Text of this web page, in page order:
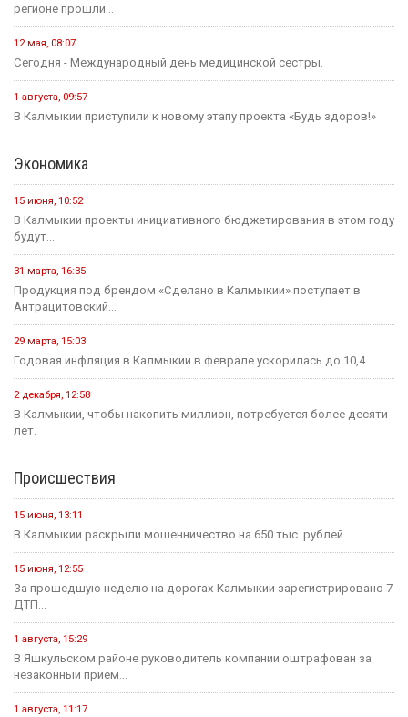
регионе прошли...
12 мая, 08:07
Сегодня - Международный день медицинской сестры.
1 августа, 09:57
В Калмыкии приступили к новому этапу проекта «Будь здоров!»
Экономика
15 июня, 10:52
В Калмыкии проекты инициативного бюджетирования в этом году
будут...
31 марта, 16:35
Продукция под брендом «Сделано в Калмыкии» поступает в
Антрацитовский...
29 марта, 15:03
Годовая инфляция в Калмыкии в феврале ускорилась до 10,4...
2 декабря, 12:58
В Калмыкии, чтобы накопить миллион, потребуется более десяти
лет.
Происшествия
15 июня, 13:11
В Калмыкии раскрыли мошенничество на 650 тыс. рублей
15 июня, 12:55
За прошедшую неделю на дорогах Калмыкии зарегистрировано 7
ДТП...
1 августа, 15:29
В Яшкульском районе руководитель компании оштрафован за
незаконный прием...
1 августа, 11:17